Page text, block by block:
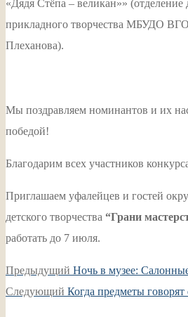
«Дядя Стёпа – великан»» (отделение
прикладного творчества МБУДО
Плеханова).
Мы поздравляем номинантов и их
победой!
Благодарим всех участников
Приглашаем уфалейцев и гостей
детского творчества “Грани
работать до 7 июля.
Навигация
по
Предыдущий Предыдущая
запись:
Ночь в музее:
Следующий Следующая
Когда предметы